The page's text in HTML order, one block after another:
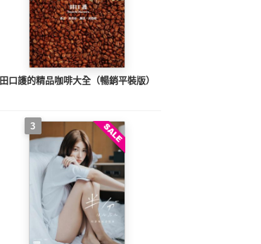
田口護的精品咖啡大全（暢銷平裝版）
3